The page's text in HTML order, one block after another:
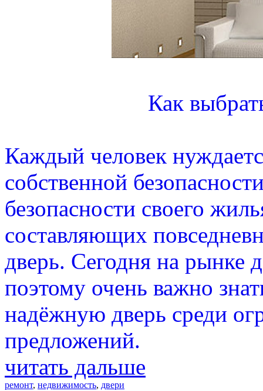
Как
Каждый человек
собственной
безопасности своего
составляющих
дверь. Сегодня на рынке
поэтому очень важно
надёжную дверь среди
предложений.
читать дальше
ремонт, недвижимость, двери